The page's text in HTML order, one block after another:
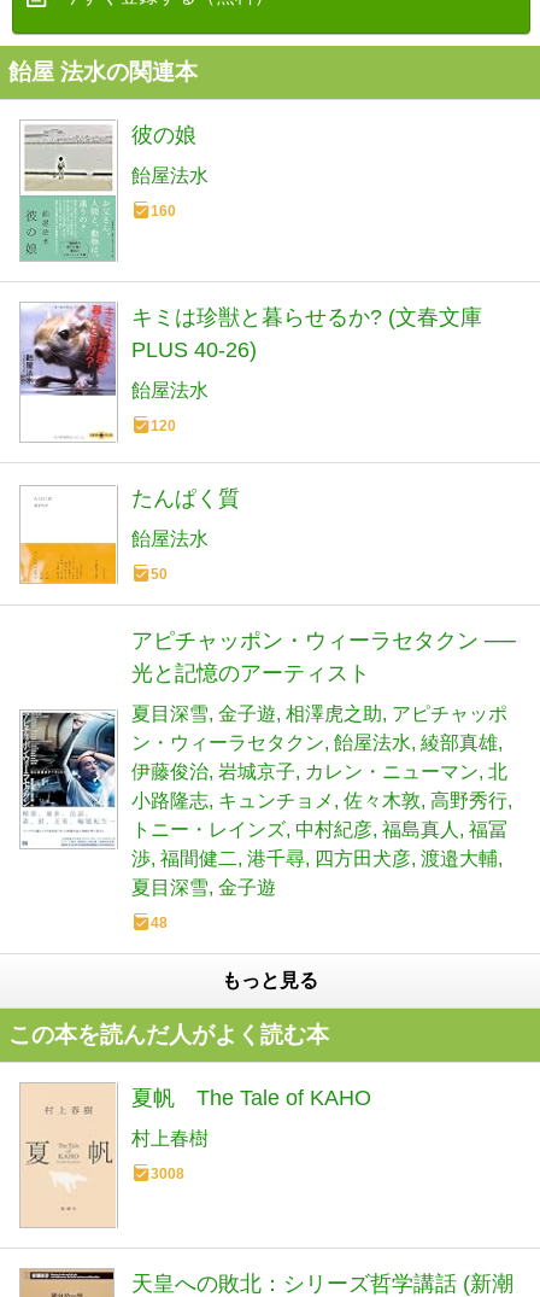
飴屋 法水の関連本
彼の娘
飴屋法水
160
キミは珍獣と暮らせるか? (文春文庫
PLUS 40-26)
飴屋法水
120
たんぱく質
飴屋法水
50
アピチャッポン・ウィーラセタクン ──
光と記憶のアーティスト
夏目深雪 金子遊 相澤虎之助 アピチャッポ
ン・ウィーラセタクン 飴屋法水 綾部真雄
伊藤俊治 岩城京子 カレン・ニューマン 北
小路隆志 キュンチョメ 佐々木敦 高野秀行
トニー・レインズ 中村紀彦 福島真人
福冨
渉 福間健二 港千尋 四方田犬彦 渡邉大輔
夏目深雪 金子遊
48
もっと見る
この本を読んだ人がよく読む本
夏帆 The Tale of KAHO
村上春樹
3008
天皇への敗北：シリーズ哲学講話 (新潮